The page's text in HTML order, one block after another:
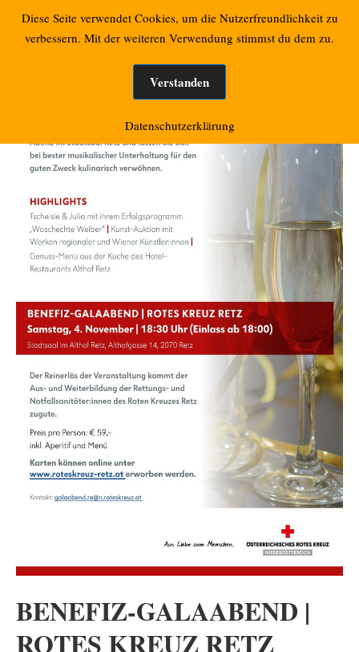
Retzbacher Bilder
BENEFIZ-GALAABEND |
ROTES KREUZ RETZ
Diese Seite verwendet Cookies, um die Nutzerfreundlichkeit zu
verbessern. Mit der weiteren Verwendung stimmst du dem zu.
Verstanden
Datenschutzerklärung